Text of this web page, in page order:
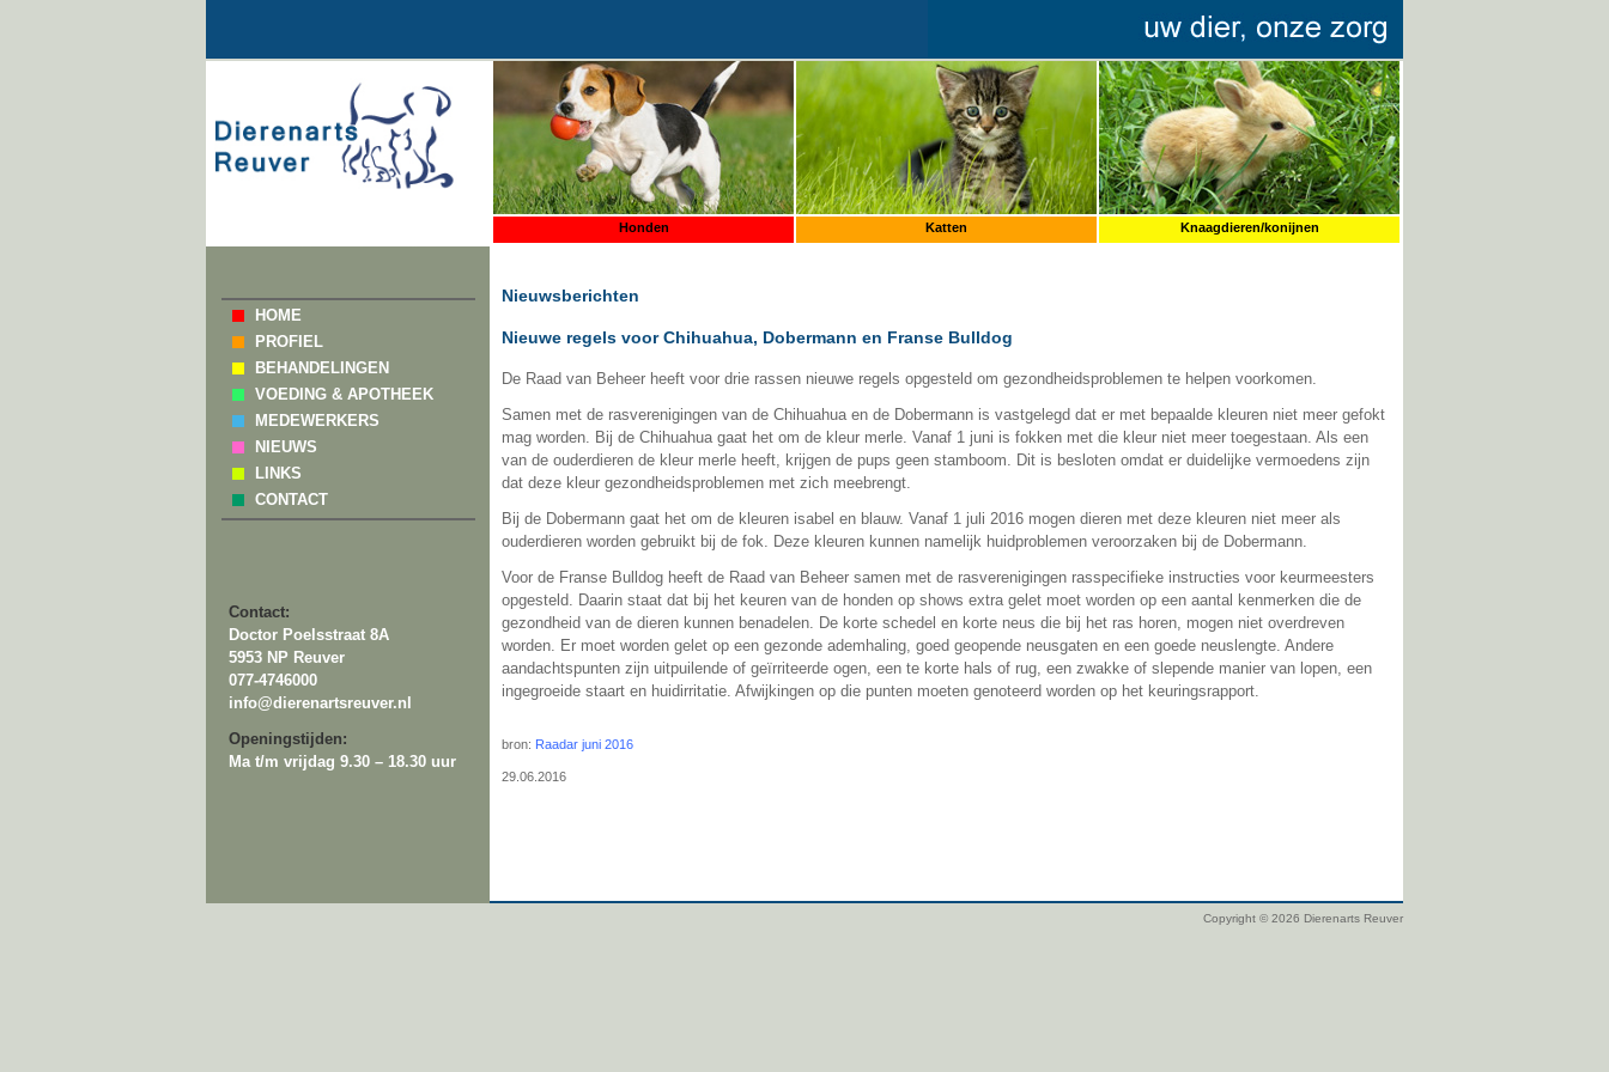
Honden Katten Knaagdieren/konijnen
HOME
PROFIEL
BEHANDELINGEN
VOEDING & APOTHEEK
MEDEWERKERS
NIEUWS
LINKS
CONTACT
Contact:
Doctor Poelsstraat 8A
5953 NP Reuver
077-4746000
info@dierenartsreuver.nl
Openingstijden:
Ma t/m vrijdag 9.30 – 18.30 uur
Nieuwsberichten
Nieuwe regels voor Chihuahua, Dobermann en Franse Bulldog
De Raad van Beheer heeft voor drie rassen nieuwe regels opgesteld om gezondheidsproblemen te helpen voorkomen.
Samen met de rasverenigingen van de Chihuahua en de Dobermann is vastgelegd dat er met bepaalde kleuren niet meer gefokt
mag worden. Bij de Chihuahua gaat het om de kleur merle. Vanaf 1 juni is fokken met die kleur niet meer toegestaan. Als een
van de ouderdieren de kleur merle heeft, krijgen de pups geen stamboom. Dit is besloten omdat er duidelijke vermoedens zijn
dat deze kleur gezondheidsproblemen met zich meebrengt.
Bij de Dobermann gaat het om de kleuren isabel en blauw. Vanaf 1 juli 2016 mogen dieren met deze kleuren niet meer als
ouderdieren worden gebruikt bij de fok. Deze kleuren kunnen namelijk huidproblemen veroorzaken bij de Dobermann.
Voor de Franse Bulldog heeft de Raad van Beheer samen met de rasverenigingen rasspecifieke instructies voor keurmeesters
opgesteld. Daarin staat dat bij het keuren van de honden op shows extra gelet moet worden op een aantal kenmerken die de
gezondheid van de dieren kunnen benadelen. De korte schedel en korte neus die bij het ras horen, mogen niet overdreven
worden. Er moet worden gelet op een gezonde ademhaling, goed geopende neusgaten en een goede neuslengte. Andere
aandachtspunten zijn uitpuilende of geïrriteerde ogen, een te korte hals of rug, een zwakke of slepende manier van lopen, een
ingegroeide staart en huidirritatie. Afwijkingen op die punten moeten genoteerd worden op het keuringsrapport.
bron: Raadar juni 2016
29.06.2016
Copyright © 2026 Dierenarts Reuver